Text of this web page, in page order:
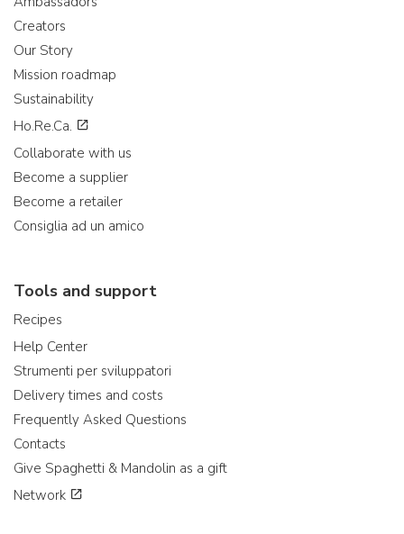
Creators
Our Story
Mission roadmap
Sustainability
Ho.Re.Ca.
Collaborate with us
Become a supplier
Become a retailer
Consiglia ad un amico
Tools and support
Recipes
Help Center
Strumenti per sviluppatori
Delivery times and costs
Frequently Asked Questions
Contacts
Give Spaghetti & Mandolin as a gift
Network